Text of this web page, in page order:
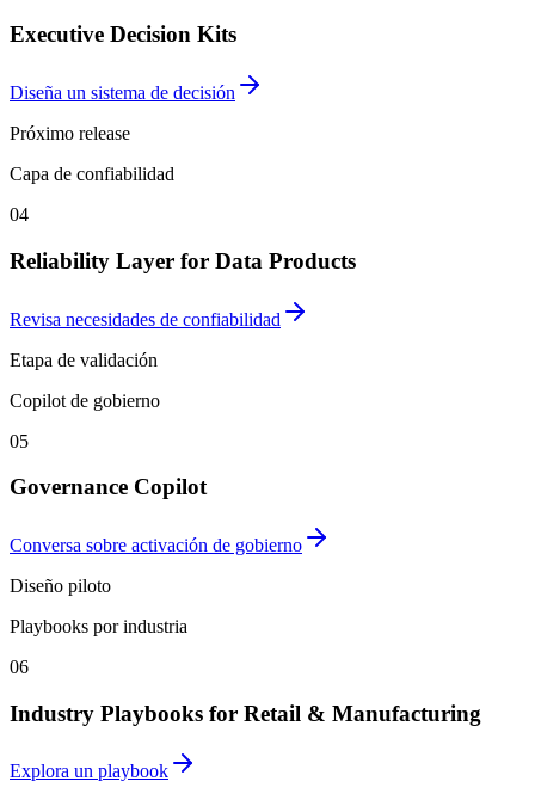
Executive Decision Kits
Diseña un sistema de decisión
Próximo release
Capa de confiabilidad
04
Reliability Layer for Data Products
Revisa necesidades de confiabilidad
Etapa de validación
Copilot de gobierno
05
Governance Copilot
Conversa sobre activación de gobierno
Diseño piloto
Playbooks por industria
06
Industry Playbooks for Retail & Manufacturing
Explora un playbook